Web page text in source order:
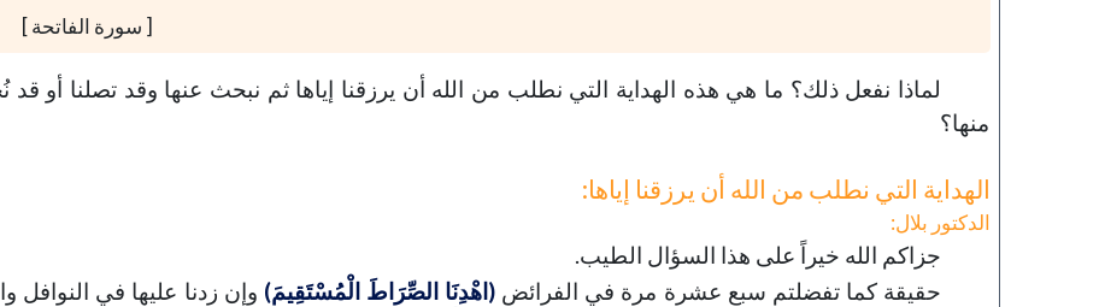
[ سورة الفاتحة ]
لماذا نفعل ذلك؟ ما هي هذه الهداية التي نطلب من الله أن يرزقنا إياها ثم نبحث عنها وقد تصلنا أو قد
منها؟
الهداية التي نطلب من الله أن يرزقنا إياها:
الدكتور بلال:
جزاكم الله خيراً على هذا السؤال الطيب.
حقيقة كما تفضلتم سبع عشرة مرة في الفرائض (اهْدِنَا الصِّرَاطَ الْمُسْتَقِيمَ) وإن زدنا عليها في النوافل
144-حفظ العقل
تاريخ النشر : 2019-09-04
أولادك
خطب الجمعة - 2019-06-14
تاريخ النشر : 2019-09-04